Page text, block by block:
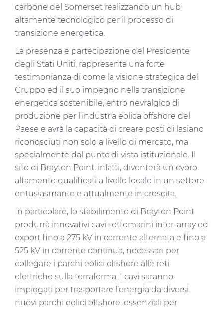
carbone del Somerset realizzando un hub
altamente tecnologico per il processo di
transizione energetica.
La presenza e partecipazione del Presidente
degli Stati Uniti, rappresenta una forte
testimonianza di come la visione strategica del
Gruppo ed il suo impegno nella transizione
energetica sostenibile, entro nevralgico di
produzione per l’industria eolica offshore del
Paese e avrà la capacità di creare posti di lasiano
riconosciuti non solo a livello di mercato, ma
specialmente dal punto di vista istituzionale. Il
sito di Brayton Point, infatti, diventerà un cvoro
altamente qualificati a livello locale in un settore
entusiasmante e attualmente in crescita.
In particolare, lo stabilimento di Brayton Point
produrrà innovativi cavi sottomarini inter-array ed
export fino a 275 kV in corrente alternata e fino a
525 kV in corrente continua, necessari per
collegare i parchi eolici offshore alle reti
elettriche sulla terraferma. I cavi saranno
impiegati per trasportare l’energia da diversi
nuovi parchi eolici offshore, essenziali per